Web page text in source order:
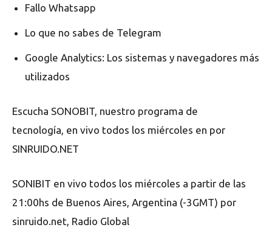
Fallo Whatsapp
Lo que no sabes de Telegram
Google Analytics: Los sistemas y navegadores más
utilizados
Escucha SONOBIT, nuestro programa de
tecnología, en vivo todos los miércoles en por
SINRUIDO.NET
SONIBIT en vivo todos los miércoles a partir de las
21:00hs de Buenos Aires, Argentina (-3GMT) por
sinruido.net, Radio Global